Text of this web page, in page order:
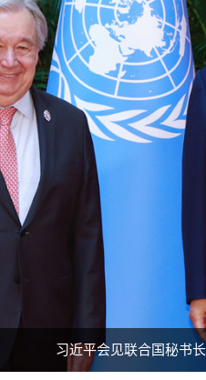
习近平会见联合国秘书